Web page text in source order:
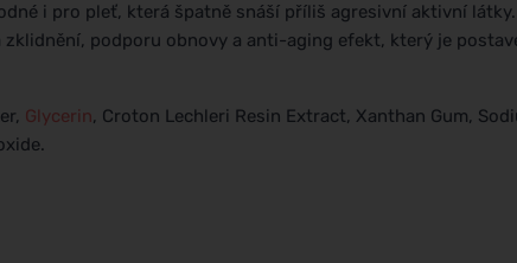
i pro pleť, která špatně snáší příliš agresivní aktivní
zklidnění, podporu obnovy a anti-aging efekt, který je
Glycerin, Croton Lechleri Resin Extract, Xanthan Gum,